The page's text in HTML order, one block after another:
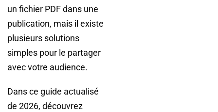
un fichier PDF dans une
publication, mais il existe
plusieurs solutions
simples pour le partager
avec votre audience.
Dans ce guide actualisé
de 2026, découvrez